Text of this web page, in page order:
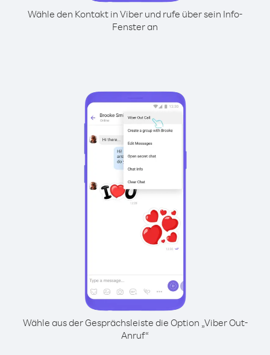
Wähle den Kontakt in Viber und rufe über sein Info-
Fenster an
Wähle aus der Gesprächsleiste die Option „Viber Out-
Anruf“